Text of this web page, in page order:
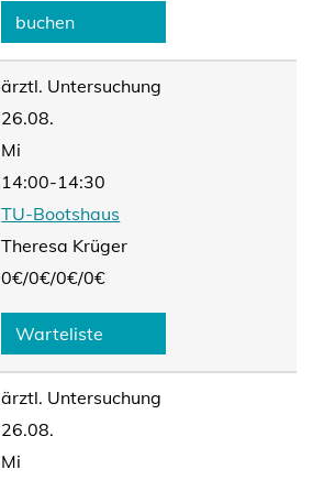
buchen
ärztl. Untersuchung
26.08.
Mi
14:00-14:30
TU-Bootshaus
Theresa Krüger
0€/0€/0€/0€
Warteliste
ärztl. Untersuchung
26.08.
Mi